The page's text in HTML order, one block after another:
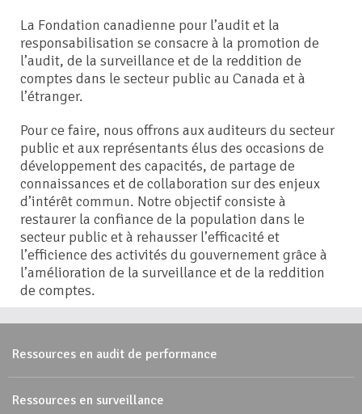
La Fondation canadienne pour l’audit et la
responsabilisation se consacre à la promotion de
l’audit, de la surveillance et de la reddition de
comptes dans le secteur public au Canada et à
l’étranger.
Pour ce faire, nous offrons aux auditeurs du secteur
public et aux représentants élus des occasions de
développement des capacités, de partage de
connaissances et de collaboration sur des enjeux
d’intérêt commun. Notre objectif consiste à
restaurer la confiance de la population dans le
secteur public et à rehausser l’efficacité et
l’efficience des activités du gouvernement grâce à
l’amélioration de la surveillance et de la reddition
de comptes.
Ressources en audit de performance
Ressources en surveillance